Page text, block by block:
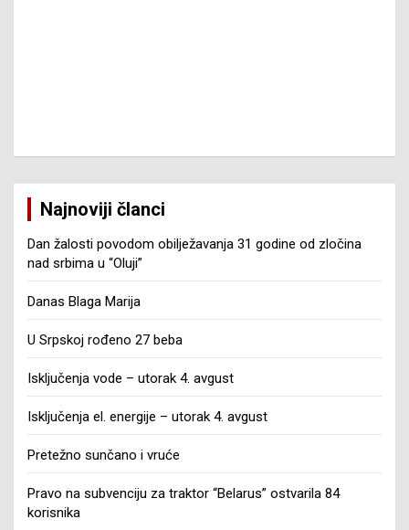
Najnoviji članci
Dan žalosti povodom obilježavanja 31 godine od zločina
nad srbima u “Oluji”
Danas Blaga Marija
U Srpskoj rođeno 27 beba
Isključenja vode – utorak 4. avgust
Isključenja el. energije – utorak 4. avgust
Pretežno sunčano i vruće
Pravo na subvenciju za traktor “Belarus” ostvarila 84
korisnika